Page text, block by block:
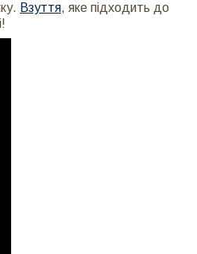
Взуття, яке підходить до